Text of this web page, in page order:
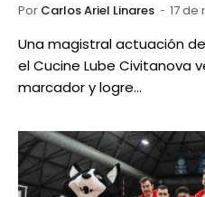
Por Carlos Ariel Linares 17
Una magistral actuación
el Cucine Lube Civitanova
marcador y logre…